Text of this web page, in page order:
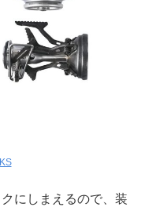
にしまえるので、装